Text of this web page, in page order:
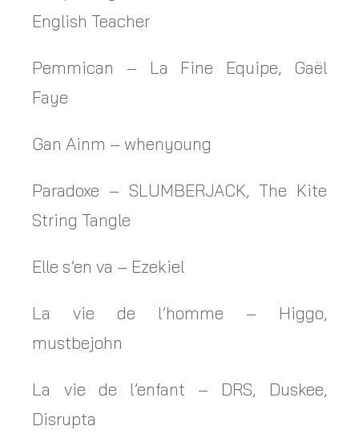
English Teacher
Pemmican – La Fine Equipe, Gaël
Faye
Gan Ainm – whenyoung
Paradoxe – SLUMBERJACK, The Kite
String Tangle
Elle s’en va – Ezekiel
La vie de l’homme – Higgo,
mustbejohn
La vie de l’enfant – DRS, Duskee,
Disrupta